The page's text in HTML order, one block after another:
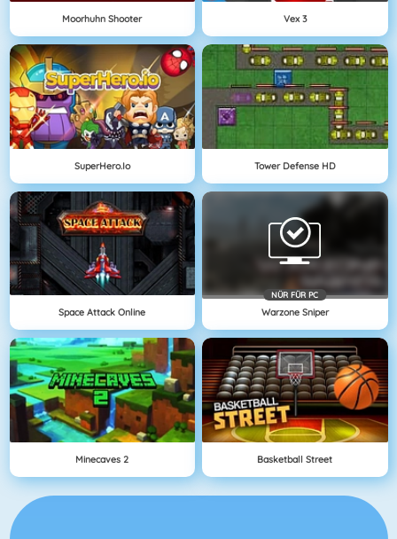
Moorhuhn Shooter Vex 3
SuperHero.io Tower Defense HD
Space Attack Online
NÜR FÜR PC
Warzone Sniper
Minecaves 2 Basketball Street